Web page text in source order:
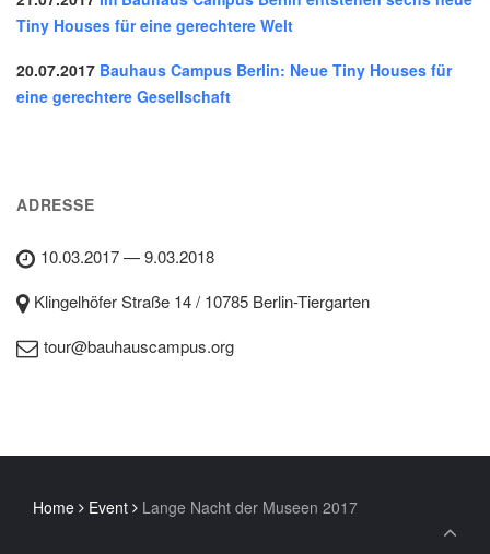
Tiny Houses für eine gerechtere Welt
20.07.2017 Bauhaus Campus Berlin: Neue Tiny Houses für
eine gerechtere Gesellschaft
ADRESSE
10.03.2017 — 9.03.2018
Klingelhöfer Straße 14 / 10785 Berlin-Tiergarten
tour@bauhauscampus.org
Home Event Lange Nacht der Museen 2017